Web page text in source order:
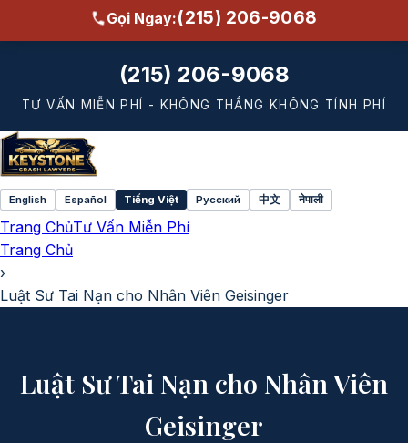
Gọi Ngay:(215) 206-9068
(215) 206-9068
TƯ VẤN MIỄN PHÍ - KHÔNG THẮNG KHÔNG TÍNH PHÍ
Select
language
English Español Tiếng Việt Русский 中文 नेपाली
Trang ChủTư Vấn Miễn Phí
Trang Chủ
›
Luật Sư Tai Nạn cho Nhân Viên Geisinger
Luật Sư Tai Nạn cho Nhân Viên
Geisinger